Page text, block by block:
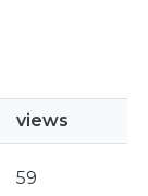
views
59